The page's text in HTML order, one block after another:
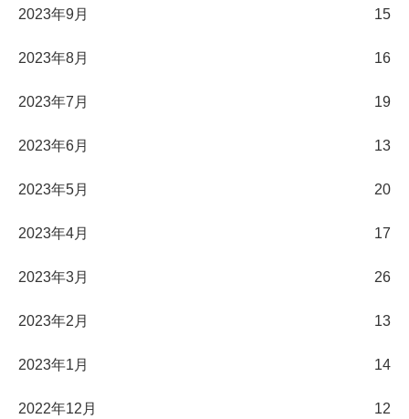
2023年9月 15
2023年8月 16
2023年7月 19
2023年6月 13
2023年5月 20
2023年4月 17
2023年3月 26
2023年2月 13
2023年1月 14
2022年12月 12